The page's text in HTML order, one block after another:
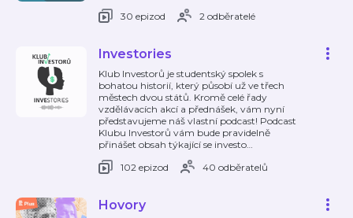
30 epizod
2 odběratelé
Investories
Klub Investorů je studentský spolek s
bohatou historií, který působí už ve třech
městech dvou států. Kromě celé řady
vzdělávacích akcí a přednášek, vám nyní
představujeme náš vlastní podcast! Podcast
Klubu Investorů vám bude pravidelně
přinášet obsah týkající se investo…
102 epizod
40 odběratelů
Hovory